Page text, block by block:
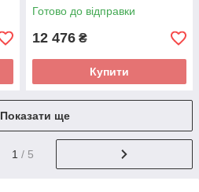
Готово до відправки
12 476 ₴
Купити
Показати ще
1 / 5